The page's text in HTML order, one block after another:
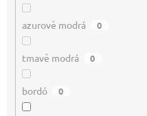
azurově modrá 0
tmavě modrá 0
bordó 0